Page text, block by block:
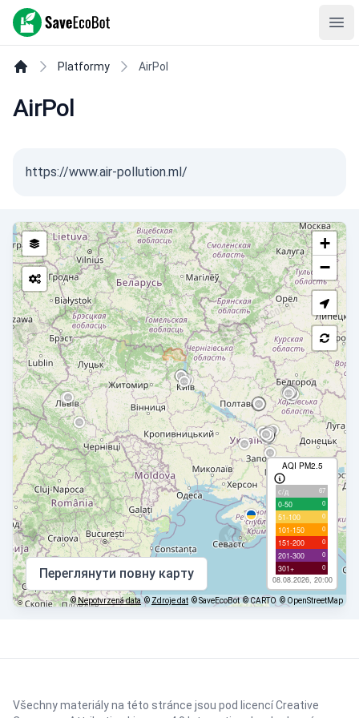
SaveEcoBot
Platformy AirPol
AirPol
https://www.air-pollution.ml/
+
−
AQI PM2.5
с/д 67
0-50 0
51-100 0
101-150 0
151-200 0
201-300 0
301+ 0
08.08.2026, 20:00
Переглянути повну карту
©Nepotvrzená data © Zdroje dat © SaveEcoBot © CARTO © OpenStreetMap
Všechny materiály na této stránce jsou pod licencíCreative